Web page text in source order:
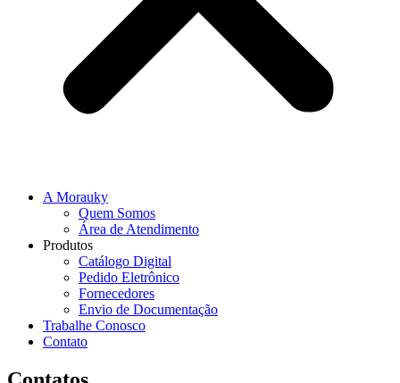
A Morauky
Quem Somos
Área de Atendimento
Produtos
Catálogo Digital
Pedido Eletrônico
Fornecedores
Envio de Documentação
Trabalhe Conosco
Contato